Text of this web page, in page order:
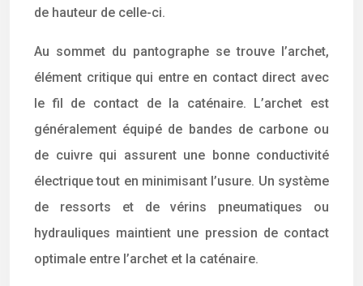
de hauteur de celle-ci.
Au sommet du pantographe se trouve l’archet,
élément critique qui entre en contact direct avec
le fil de contact de la caténaire. L’archet est
généralement équipé de bandes de carbone ou
de cuivre qui assurent une bonne conductivité
électrique tout en minimisant l’usure. Un système
de ressorts et de vérins pneumatiques ou
hydrauliques maintient une pression de contact
optimale entre l’archet et la caténaire.